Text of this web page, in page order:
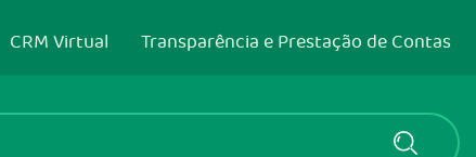
CRM Virtual Transparência e Prestação de Contas